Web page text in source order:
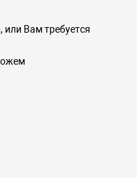
Вам требуется